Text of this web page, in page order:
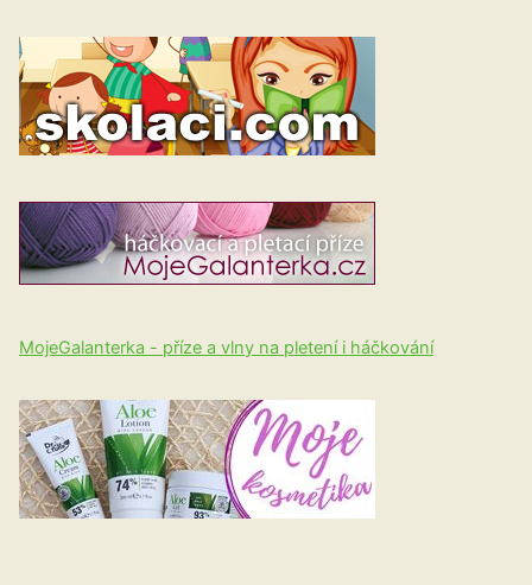
MojeGalanterka - příze a vlny na pletení i háčkování